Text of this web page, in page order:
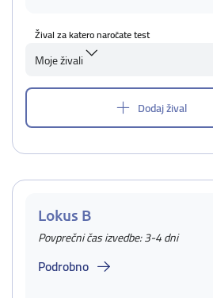
Žival za katero naročate test
Moje živali
Dodaj žival
Lokus B
Povprečni čas izvedbe: 3-4 dni
Podrobno